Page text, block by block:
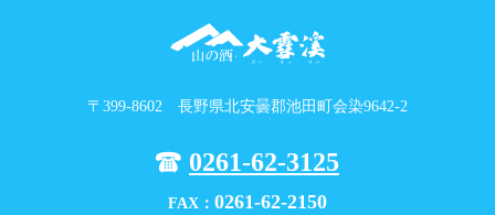
〒399-8602 長野県北安曇郡池田町会染9642-2
0261-62-3125
FAX： 0261-62-2150